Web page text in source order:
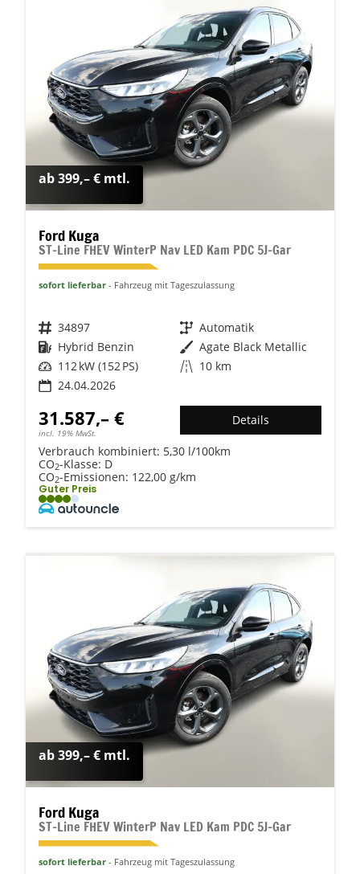
ab 399,– € mtl.
Ford Kuga
ST-Line FHEV WinterP Nav LED Kam PDC 5J-Gar
sofort lieferbar Fahrzeug mit Tageszulassung
Fahrzeugnr. 34897 Getriebe Automatik
Kraftstoff Hybrid Benzin Außenfarbe Agate Black Metallic
Leistung 112 kW (152 PS) Kilometerstand 10 km
24.04.2026
31.587,– €
incl. 19% MwSt.
Details
Verbrauch kombiniert: 5,30 l/100km
CO2-Klasse: D
CO2-Emissionen: 122,00 g/km
Guter Preis
ab 399,– € mtl.
Ford Kuga
ST-Line FHEV WinterP Nav LED Kam PDC 5J-Gar
sofort lieferbar Fahrzeug mit Tageszulassung